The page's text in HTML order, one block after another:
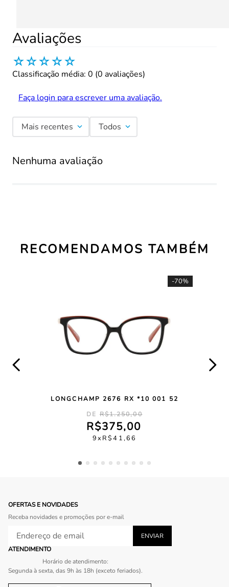
Avaliações
☆☆☆☆☆
Classificação média: 0 (0 avaliações)
Faça login para escrever uma avaliação.
Mais recentes Todos
Nenhuma avaliação
RECOMENDAMOS TAMBÉM
-70%
LONGCHAMP 2676 RX *10 001 52
R$1.250,00
R$375,00
9 R$41,66
OFERTAS E NOVIDADES
Receba novidades e promoções por e-mail
ATENDIMENTO
Horário de atendimento:
Segunda à sexta, das 9h às 18h (exceto feriados).